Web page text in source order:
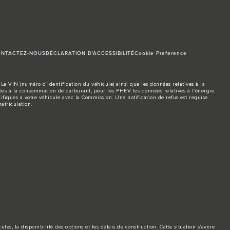
NOUSDÉCLARATION D’ACCESSIBILITÉCookie Preference
VIN (numéro d’identification du véhicule) ainsi que les données relatives à la
à la consommation de carburant, pour les PHEV les données relatives à l’énergie
à votre véhicule avec la Commission. Une notification de refus est requise
la disponibilité des options et les délais de construction. Cette situation s’avère